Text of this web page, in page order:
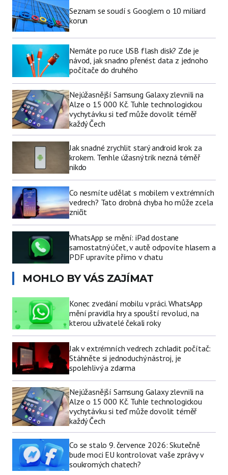
Seznam se soudí s Googlem o 10 miliard
korun
Nemáte po ruce USB flash disk? Zde je
návod, jak snadno přenést data z jednoho
počítače do druhého
Nejúžasnější Samsung Galaxy zlevnili na
Alze o 15 000 Kč. Tuhle technologickou
vychytávku si teď může dovolit téměř
každý Čech
Jak snadné zrychlit starý android krok za
krokem. Tenhle úžasný trik nezná téměř
nikdo
Co nesmíte udělat s mobilem v extrémních
vedrech? Tato drobná chyba ho může zcela
zničit
WhatsApp se mění: iPad dostane
samostatný účet, v autě odpovíte hlasem a
PDF upravíte přímo v chatu
MOHLO BY VÁS ZAJÍMAT
Konec zvedání mobilu v práci. WhatsApp
mění pravidla hry a spouští revoluci, na
kterou uživatelé čekali roky
Jak v extrémních vedrech zchladit počítač:
Stáhněte si jednoduchý nástroj, je
spolehlivý a zdarma
Nejúžasnější Samsung Galaxy zlevnili na
Alze o 15 000 Kč. Tuhle technologickou
vychytávku si teď může dovolit téměř
každý Čech
Co se stalo 9. července 2026: Skutečně
bude moci EU kontrolovat vaše zprávy v
soukromých chatech?